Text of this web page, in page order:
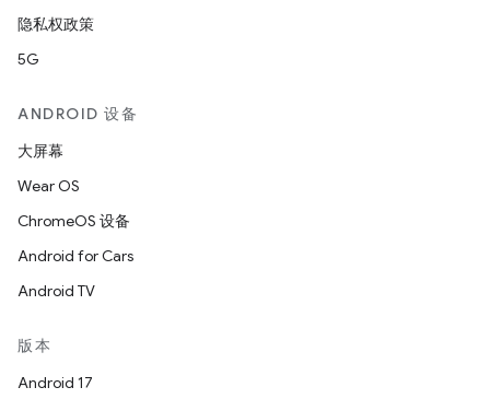
隐私权政策
5G
ANDROID 设备
大屏幕
Wear OS
ChromeOS 设备
Android for Cars
Android TV
版本
Android 17